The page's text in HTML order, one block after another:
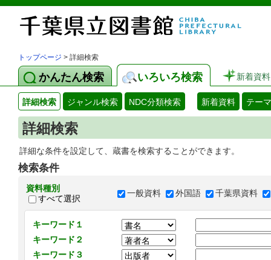
トップページ > 詳細検索
かんたん検索 いろいろ検索 新着資料
詳細検索 ジャンル検索 NDC分類検索 新着資料 テー
詳細検索
詳細な条件を設定して、蔵書を検索することができます。
検索条件
資料種別
すべて選択
一般資料 外国語 千葉県資料
キーワード１
キーワード２
キーワード３